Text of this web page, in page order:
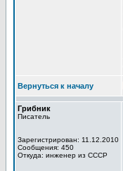
Вернуться к началу
Грибник
Писатель
Зарегистрирован: 11.12.2010
Сообщения: 450
Откуда: инженер из СССР